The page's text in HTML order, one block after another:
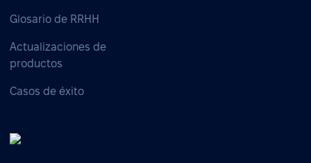
Glosario de RRHH
Actualizaciones de
productos
Casos de éxito